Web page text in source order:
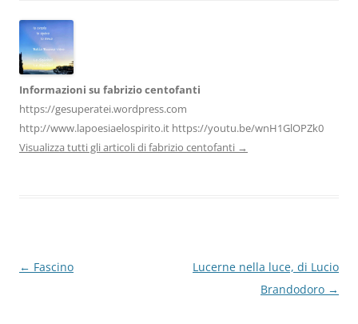
k
Informazioni su fabrizio centofanti
https://gesuperatei.wordpress.com
http://www.lapoesiaelospirito.it https://youtu.be/wnH1GlOPZk0
Visualizza tutti gli articoli di fabrizio centofanti →
Navigazione
← Fascino
Lucerne nella luce, di Lucio
Brandodoro →